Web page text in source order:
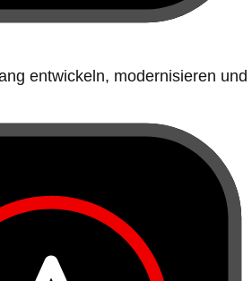
entwickeln, modernisieren und